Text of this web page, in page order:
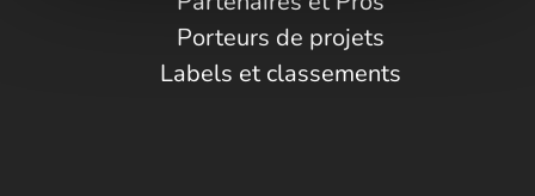
Porteurs de projets
Labels et classements